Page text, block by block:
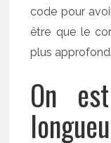
code pour
être que le
plus
On